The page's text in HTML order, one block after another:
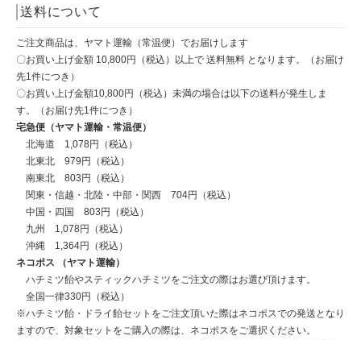
送料について
ご注文商品は、ヤマト運輸（常温便）でお届けします
〇お買い上げ金額 10,800円（税込）以上で 送料無料 となります。（お届け
先1件につき）
〇お買い上げ金額10,800円（税込）未満の場合は以下の送料が発生しま
す。（お届け先1件につき）
宅急便（ヤマト運輸・常温便）
北海道 1,078円（税込）
北東北 979円（税込）
南東北 803円（税込）
関東・信越・北陸・中部・関西 704円（税込）
中国・四国 803円（税込）
九州 1,078円（税込）
沖縄 1,364円（税込）
ネコポス （ヤマト運輸）
ハチミツ飴やスティックハチミツをご注文の際はお選び頂けます。
全国一律330円（税込）
※ハチミツ飴・ドライ飴セットをご注文頂いた際はネコポスでの発送となり
ますので、対象セットをご購入の際は、ネコポスをご選択ください。